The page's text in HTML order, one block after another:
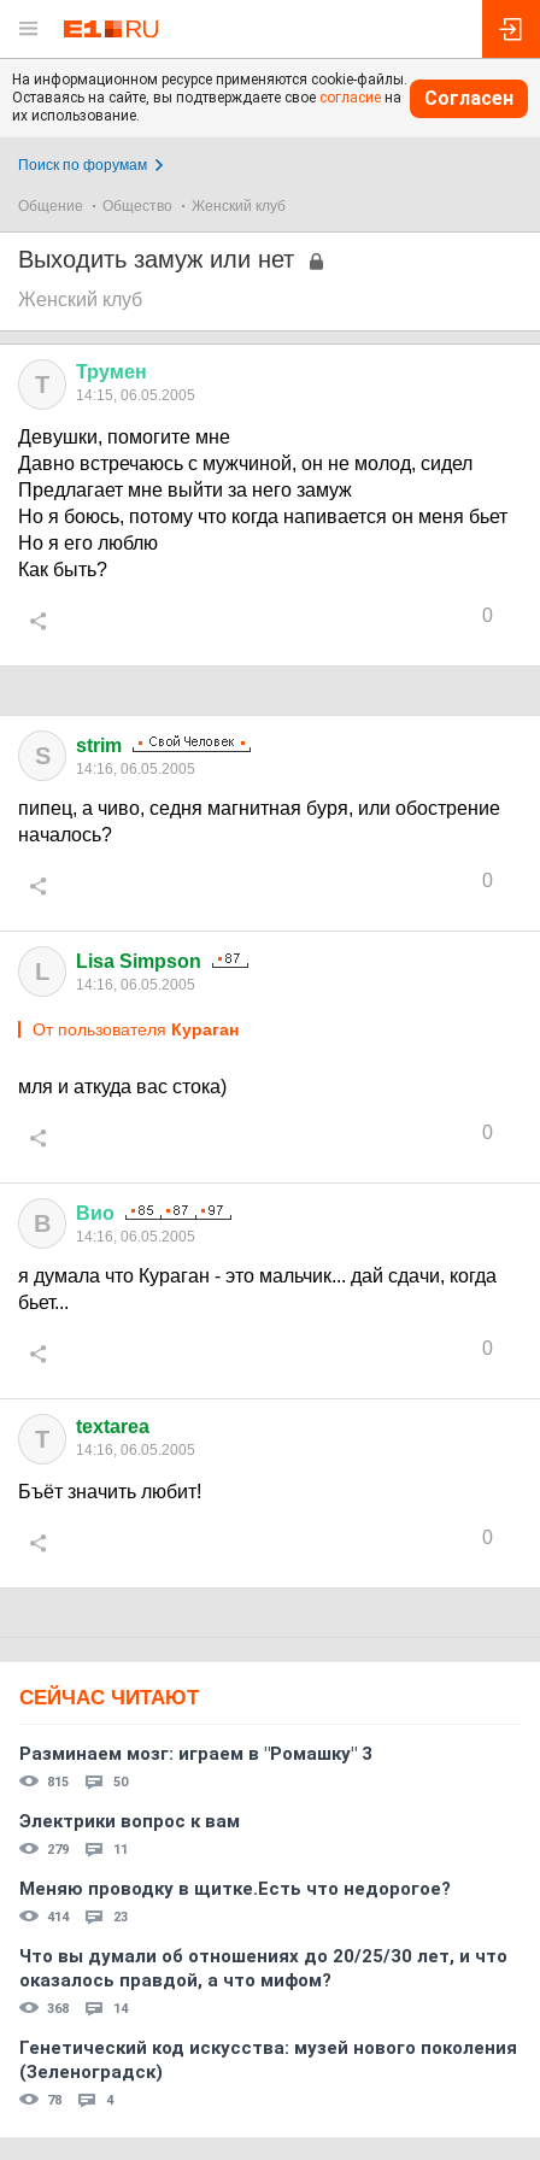
На информационном ресурсе применяются cookie-файлы.
Оставаясь на сайте, вы подтверждаете свое согласие на
их использование.
Согласен
Поиск по форумам
Общение Общество Женский клуб
Выходить замуж или нет
Женский клуб
Т Трумен
14:15, 06.05.2005
Девушки, помогите мне
Давно встречаюсь с мужчиной, он не молод, сидел
Предлагает мне выйти за него замуж
Но я боюсь, потому что когда напивается он меня бьет
Но я его люблю
Как быть?
0
S strim
14:16, 06.05.2005
пипец, а чиво, седня магнитная буря, или обострение
началось?
0
L Lisa Simpson
14:16, 06.05.2005
От пользователя Кураган
мля и аткуда вас стока)
0
В Вио
14:16, 06.05.2005
я думала что Кураган - это мальчик... дай сдачи, когда
бьет...
0
T textarea
14:16, 06.05.2005
Бъёт значить любит!
0
СЕЙЧАС ЧИТАЮТ
Разминаем мозг: играем в "Ромашку" 3
815 50
Электрики вопрос к вам
279 11
Меняю проводку в щитке.Есть что недорогое?
414 23
Что вы думали об отношениях до 20/25/30 лет, и что
оказалось правдой, а что мифом?
368 14
Генетический код искусства: музей нового поколения
(Зеленоградск)
78 4